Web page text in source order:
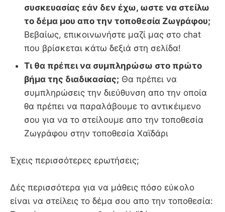
συσκευασίας εάν δεν έχω, ωστε να στείλω
το δέμα μου απο την τοποθεσία Ζωγράφου;
Βεβαίως, επικοινωνήστε μαζί μας στο chat
που βρίσκεται κάτω δεξιά στη σελίδα!
Τι θα πρέπει να συμπληρώσω στο πρώτο
βήμα της διαδικασίας; Θα πρέπει να
συμπληρώσεις την διεύθυνση απο την οποία
θα πρέπει να παραλάβουμε το αντικέιμενο
σου για να το στείλουμε απο την τοποθεσία
Ζωγράφου στην τοποθεσία Χαϊδάρι
Έχεις περισσότερες ερωτήσεις;
Δές περισσότερα για να μάθεις πόσο εύκολο
είναι να στείλεις το δέμα σου απο την τοποθεσία: